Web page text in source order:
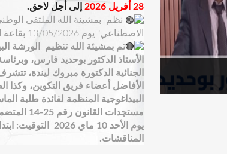
28 أفريل 2026
إلى أجل لاحق.
نظم بمشيئة الله الملتقى
الاصطناعي" يوم 13/05/2026 بقاعة المحاضرات الكبرى .
تم بمشيئة الله تنظيم الورشة
الأستاذ الدكتور بوحديد فارس،
الجنائية الدكتورة مبروك ليندة،
الأفاضل أعضاء فريق التكوين، وكذا
البيداغوجية المنظمة لفائدة طلبة
مستجدات
المناقشات.